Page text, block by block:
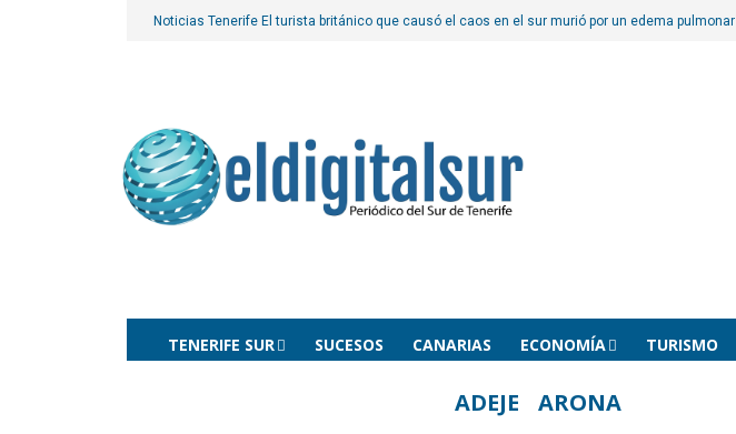
Noticias Tenerife El turista británico que causó el caos en el sur murió por un edema pulmonar
TENERIFE SUR SUCESOS CANARIAS ECONOMÍA TURISMO
ADEJE ARONA